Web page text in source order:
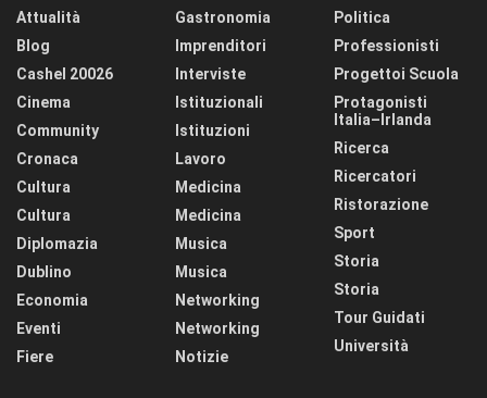
Attualità
Blog
Cashel 20026
Cinema
Community
Cronaca
Cultura
Cultura
Diplomazia
Dublino
Economia
Eventi
Fiere
Gastronomia
Imprenditori
Interviste
Istituzionali
Istituzioni
Lavoro
Medicina
Medicina
Musica
Musica
Networking
Networking
Notizie
Politica
Professionisti
Progettoi Scuola
Protagonisti
Italia–Irlanda
Ricerca
Ricercatori
Ristorazione
Sport
Storia
Storia
Tour Guidati
Università